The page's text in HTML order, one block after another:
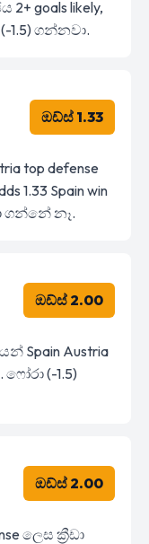
2+ goals likely,
1.5) ගන්නවා.
ඔඩ්ස් 1.33
top defense
1.33 Spain win
ගන්නේ නෑ.
ඔඩ්ස් 2.00
Spain Austria
ෆෝරා (-1.5)
ඔඩ්ස් 2.00
ලෙස ක්‍රීඩා